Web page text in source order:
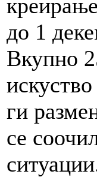
до 1
Вкупно
ги
се